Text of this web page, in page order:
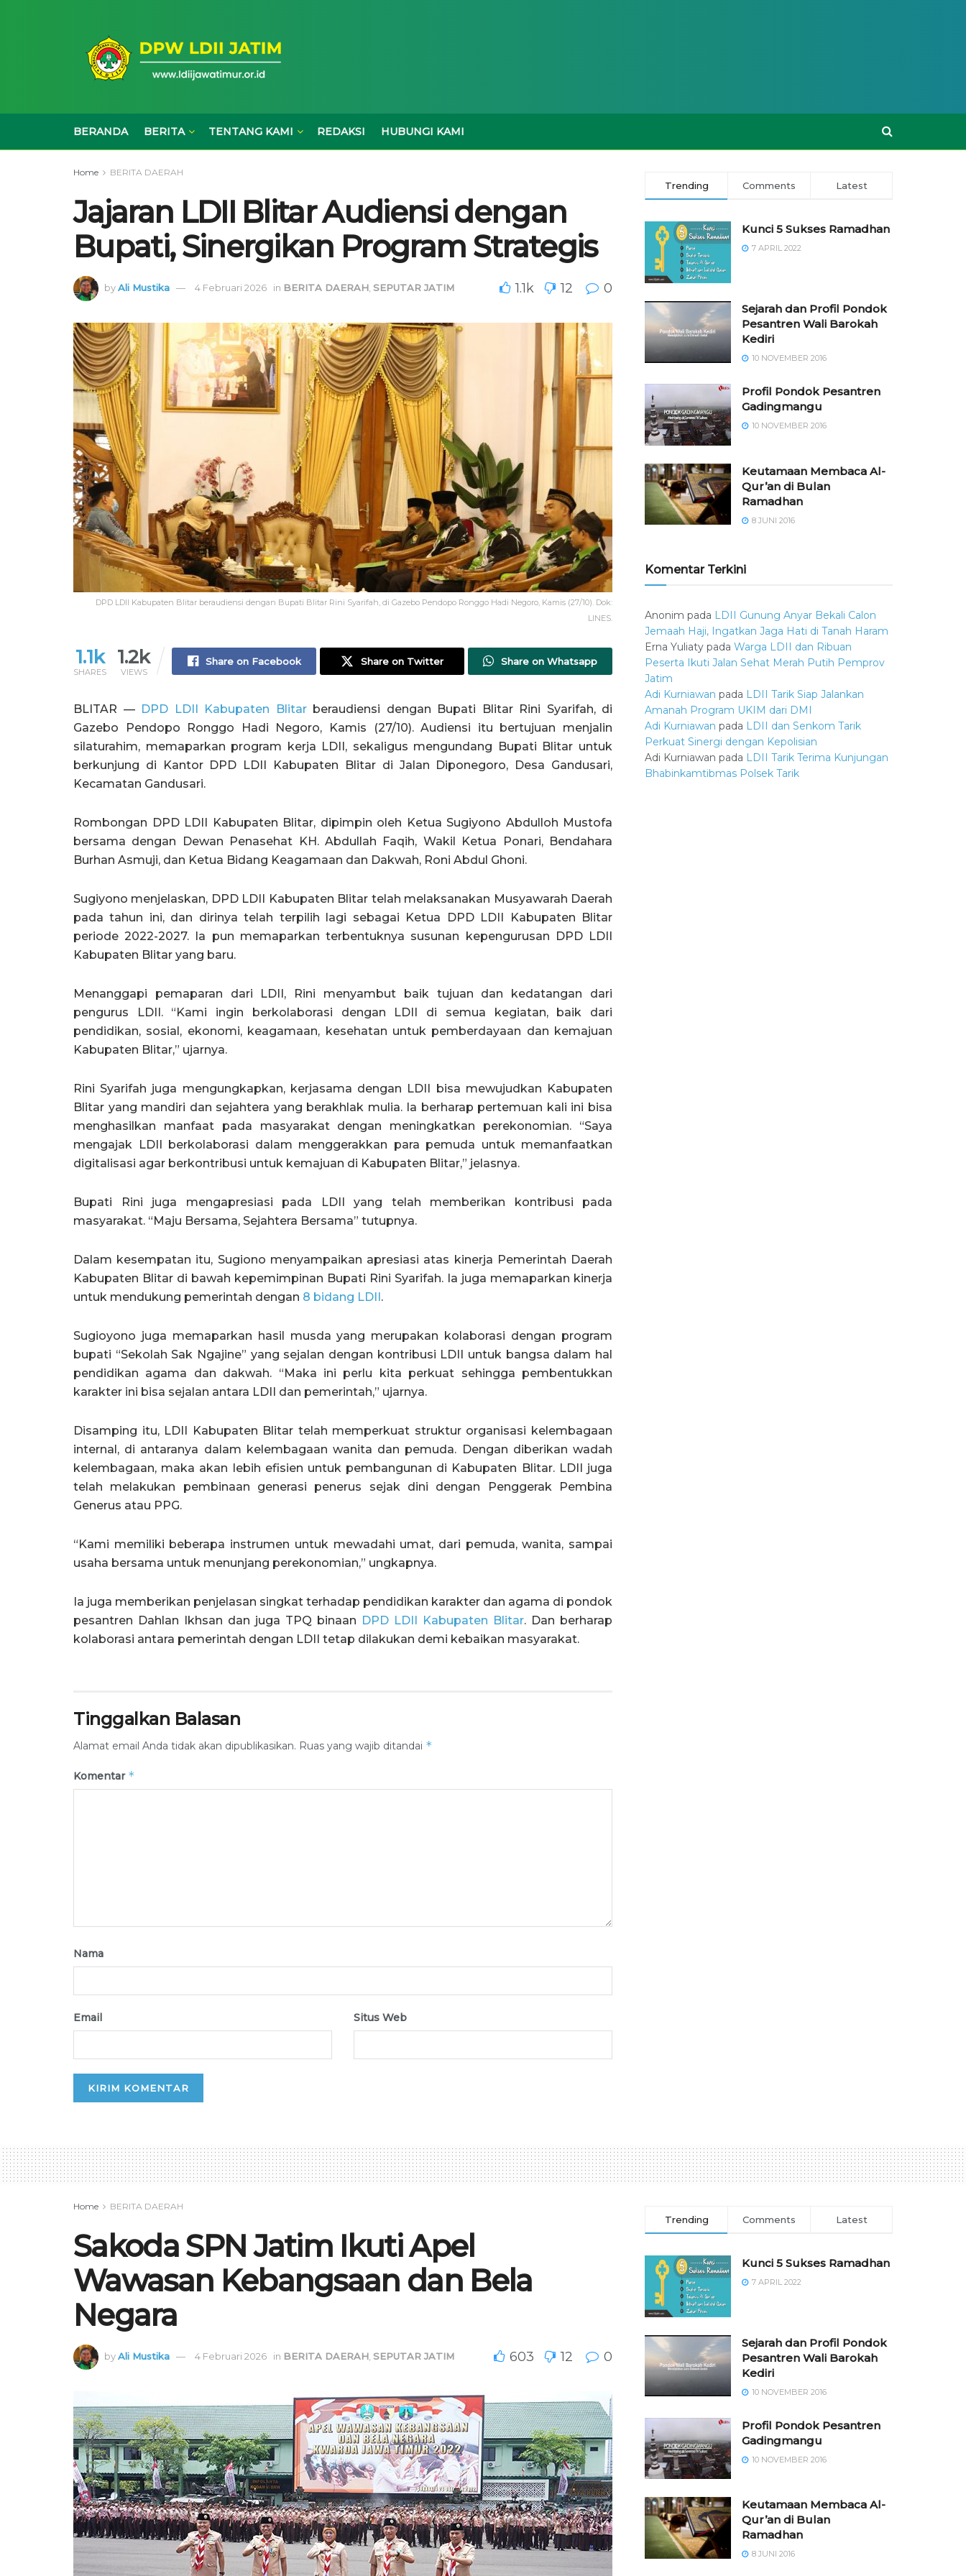
BERANDA BERITA TENTANG KAMI REDAKSI HUBUNGI KAMI
Home BERITA DAERAH
Jajaran LDII Blitar Audiensi dengan
Bupati, Sinergikan Program Strategis
byAli Mustika 4 Februari 2026 in BERITA DAERAH SEPUTAR JATIM 1.1k 12 0
DPD LDII Kabupaten Blitar beraudiensi dengan Bupati Blitar Rini Syarifah, di Gazebo Pendopo Ronggo Hadi Negoro, Kamis (27/10). Dok:
LINES.
1.1k
SHARES
1.2k
VIEWS
Share on Facebook Share on Twitter Share on Whatsapp
BLITAR — DPD LDII Kabupaten Blitarberaudiensi dengan Bupati Blitar Rini Syarifah, di
Gazebo Pendopo Ronggo Hadi Negoro, Kamis (27/10). Audiensi itu bertujuan menjalin
silaturahim, memaparkan program kerja LDII, sekaligus mengundang Bupati Blitar untuk
berkunjung di Kantor DPD LDII Kabupaten Blitar di Jalan Diponegoro, Desa Gandusari,
Kecamatan Gandusari.
Rombongan DPD LDII Kabupaten Blitar, dipimpin oleh Ketua Sugiyono Abdulloh Mustofa
bersama dengan Dewan Penasehat KH. Abdullah Faqih, Wakil Ketua Ponari, Bendahara
Burhan Asmuji, dan Ketua Bidang Keagamaan dan Dakwah, Roni Abdul Ghoni.
Sugiyono menjelaskan, DPD LDII Kabupaten Blitar telah melaksanakan Musyawarah Daerah
pada tahun ini, dan dirinya telah terpilih lagi sebagai Ketua DPD LDII Kabupaten Blitar
periode 2022-2027. Ia pun memaparkan terbentuknya susunan kepengurusan DPD LDII
Kabupaten Blitar yang baru.
Menanggapi pemaparan dari LDII, Rini menyambut baik tujuan dan kedatangan dari
pengurus LDII. “Kami ingin berkolaborasi dengan LDII di semua kegiatan, baik dari
pendidikan, sosial, ekonomi, keagamaan, kesehatan untuk pemberdayaan dan kemajuan
Kabupaten Blitar,” ujarnya.
Rini Syarifah juga mengungkapkan, kerjasama dengan LDII bisa mewujudkan Kabupaten
Blitar yang mandiri dan sejahtera yang berakhlak mulia. Ia berharap pertemuan kali ini bisa
menghasilkan manfaat pada masyarakat dengan meningkatkan perekonomian. “Saya
mengajak LDII berkolaborasi dalam menggerakkan para pemuda untuk memanfaatkan
digitalisasi agar berkontribusi untuk kemajuan di Kabupaten Blitar,” jelasnya.
Bupati Rini juga mengapresiasi pada LDII yang telah memberikan kontribusi pada
masyarakat. “Maju Bersama, Sejahtera Bersama” tutupnya.
Dalam kesempatan itu, Sugiono menyampaikan apresiasi atas kinerja Pemerintah Daerah
Kabupaten Blitar di bawah kepemimpinan Bupati Rini Syarifah. Ia juga memaparkan kinerja
untuk mendukung pemerintah dengan 8 bidang LDII.
Sugioyono juga memaparkan hasil musda yang merupakan kolaborasi dengan program
bupati “Sekolah Sak Ngajine” yang sejalan dengan kontribusi LDII untuk bangsa dalam hal
pendidikan agama dan dakwah. “Maka ini perlu kita perkuat sehingga pembentukkan
karakter ini bisa sejalan antara LDII dan pemerintah,” ujarnya.
Disamping itu, LDII Kabupaten Blitar telah memperkuat struktur organisasi kelembagaan
internal, di antaranya dalam kelembagaan wanita dan pemuda. Dengan diberikan wadah
kelembagaan, maka akan lebih efisien untuk pembangunan di Kabupaten Blitar. LDII juga
telah melakukan pembinaan generasi penerus sejak dini dengan Penggerak Pembina
Generus atau PPG.
“Kami memiliki beberapa instrumen untuk mewadahi umat, dari pemuda, wanita, sampai
usaha bersama untuk menunjang perekonomian,” ungkapnya.
Ia juga memberikan penjelasan singkat terhadap pendidikan karakter dan agama di pondok
pesantren Dahlan Ikhsan dan juga TPQ binaan DPD LDII Kabupaten Blitar. Dan berharap
kolaborasi antara pemerintah dengan LDII tetap dilakukan demi kebaikan masyarakat.
Tinggalkan Balasan
Alamat email Anda tidak akan dipublikasikan. Ruas yang wajib ditandai *
Komentar *
Nama
Email Situs Web
Trending Comments Latest
Kunci 5 Sukses Ramadhan
7 APRIL 2022
Sejarah dan Profil Pondok
Pesantren Wali Barokah
Kediri
10 NOVEMBER 2016
⁠⁠⁠Profil Pondok Pesantren
Gadingmangu
10 NOVEMBER 2016
Keutamaan Membaca Al-
Qur’an di Bulan
Ramadhan
8 JUNI 2016
Komentar Terkini
Anonim pada LDII Gunung Anyar Bekali Calon
Jemaah Haji, Ingatkan Jaga Hati di Tanah Haram
Erna Yuliaty pada Warga LDII dan Ribuan
Peserta Ikuti Jalan Sehat Merah Putih Pemprov
Jatim
Adi Kurniawan pada LDII Tarik Siap Jalankan
Amanah Program UKIM dari DMI
Adi Kurniawan pada LDII dan Senkom Tarik
Perkuat Sinergi dengan Kepolisian
Adi Kurniawan pada LDII Tarik Terima Kunjungan
Bhabinkamtibmas Polsek Tarik
Home BERITA DAERAH
Sakoda SPN Jatim Ikuti Apel
Wawasan Kebangsaan dan Bela
Negara
byAli Mustika 4 Februari 2026 in BERITA DAERAH SEPUTAR JATIM 603 12 0
Trending Comments Latest
Kunci 5 Sukses Ramadhan
7 APRIL 2022
Sejarah dan Profil Pondok
Pesantren Wali Barokah
Kediri
10 NOVEMBER 2016
⁠⁠⁠Profil Pondok Pesantren
Gadingmangu
10 NOVEMBER 2016
Keutamaan Membaca Al-
Qur’an di Bulan
Ramadhan
8 JUNI 2016